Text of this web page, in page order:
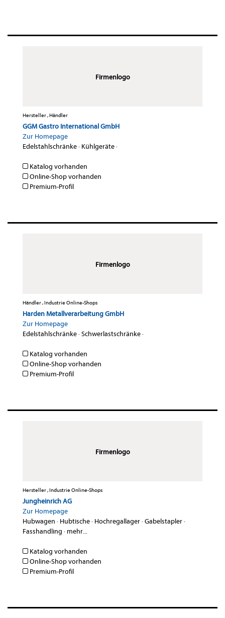
Firmenlogo
Hersteller , Händler
GGM Gastro International GmbH
Zur Homepage
Edelstahlschränke· Kühlgeräte·
Katalog vorhanden
Online-Shop vorhanden
Premium-Profil
Firmenlogo
Händler , Industrie Online-Shops
Harden Metallverarbeitung GmbH
Zur Homepage
Edelstahlschränke·Schwerlastschränke·
Katalog vorhanden
Online-Shop vorhanden
Premium-Profil
Firmenlogo
Hersteller , Industrie Online-Shops
Jungheinrich AG
Zur Homepage
Hubwagen · Hubtische· Hochregallager·Gabelstapler·
Fasshandling · mehr...
Katalog vorhanden
Online-Shop vorhanden
Premium-Profil